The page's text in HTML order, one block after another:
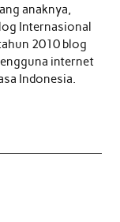
anaknya,
Internasional
2010 blog
internet
Indonesia.